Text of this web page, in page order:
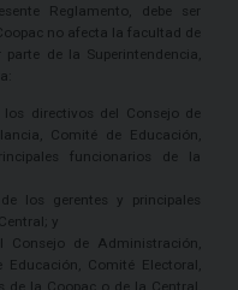
Reglamento, debe ser
no afecta la facultad de
de la Superintendencia,
directivos del Consejo de
Comité de Educación,
funcionarios de la
los gerentes y principales
y
Consejo de Administración,
Comité Electoral,